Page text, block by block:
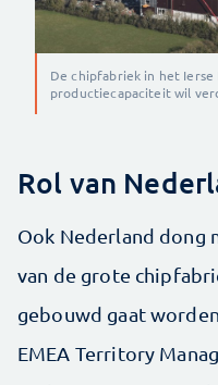
De chipfabriek in het Ierse
productiecapaciteit wil
Rol van
Ook Nederland dong
van de grote
gebouwd gaat
EMEA Territory